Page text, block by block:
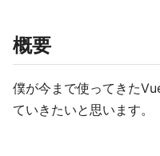
概要
僕が今まで使ってきた
ていきたいと思います。